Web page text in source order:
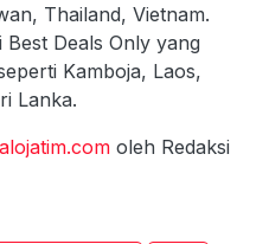
Thailand, Vietnam.
Deals Only yang
Kamboja, Laos,
Lanka.
oleh Redaksi